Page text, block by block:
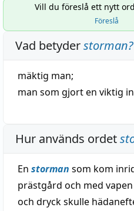
Vill du föreslå ett nytt
Föreslå
Vad betyderstorman?
mäktig man;
man som gjort en viktig
Hur används ordet
En storman som kom
prästgård och med
och dryck skulle